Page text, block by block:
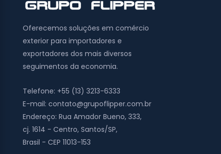
Oferecemos soluções em comércio
exterior para importadores e
exportadores dos mais diversos
seguimentos da economia.
Telefone: +55 (13) 3213-6333
E-mail: contato@grupoflipper.com.br
Endereço: Rua Amador Bueno, 333,
cj. 1614 - Centro, Santos/SP,
Brasil - CEP 11013-153